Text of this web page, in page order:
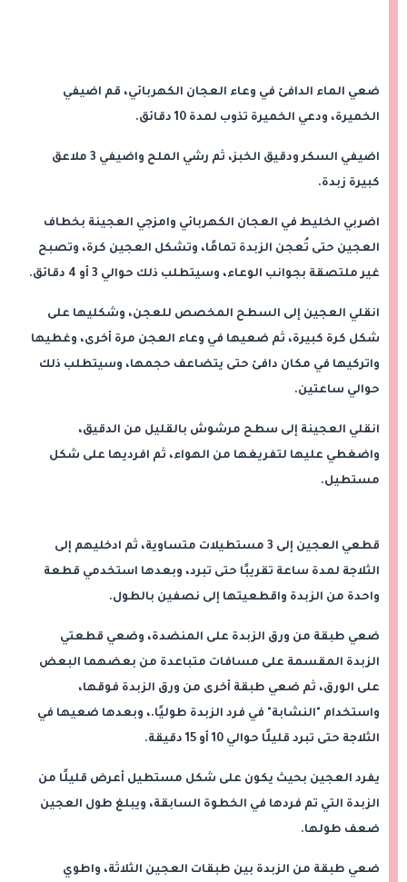
ضعي الماء الدافئ في وعاء العجان الكهربائي، قم اضيفي
الخميرة، ودعي الخميرة تذوب لمدة 10 دقائق.
اضيفي السكر ودقيق الخبز، ثم رشي الملح واضيفي 3 ملاعق
كبيرة زبدة.
اضربي الخليط في العجان الكهربائي وامزجي العجينة بخطاف
العجين حتى تُعجن الزبدة تمامًا، وتشكل العجين كرة، وتصبح
غير ملتصقة بجوانب الوعاء، وسيتطلب ذلك حوالي 3 أو 4 دقائق.
انقلي العجين إلى السطح المخصص للعجن، وشكليها على
شكل كرة كبيرة، ثم ضعيها في وعاء العجن مرة أخرى، وغطيها
واتركيها في مكان دافئ حتى يتضاعف حجمها، وسيتطلب ذلك
حوالي ساعتين.
انقلي العجينة إلى سطح مرشوش بالقليل من الدقيق،
واضغطي عليها لتفريغها من الهواء، ثم افرديها على شكل
مستطيل.
قطعي العجين إلى 3 مستطيلات متساوية، ثم ادخليهم إلى
الثلاجة لمدة ساعة تقريبًا حتى تبرد، وبعدها استخدمي قطعة
واحدة من الزبدة واقطعيتها إلى نصفين بالطول.
ضعي طبقة من ورق الزبدة على المنضدة، وضعي قطعتي
الزبدة المقسمة على مسافات متباعدة من بعضهما البعض
على الورق، ثم ضعي طبقة أخرى من ورق الزبدة فوقها،
واستخدام "النشابة" في فرد الزبدة طوليًا.، وبعدها ضعيها في
الثلاجة حتى تبرد قليلًا حوالي 10 أو 15 دقيقة.
يفرد العجين بحيث يكون على شكل مستطيل أعرض قليلًا من
الزبدة التي تم فردها في الخطوة السابقة، ويبلغ طول العجين
ضعف طولها.
ضعي طبقة من الزبدة بين طبقات العجين الثلاثة، واطوي